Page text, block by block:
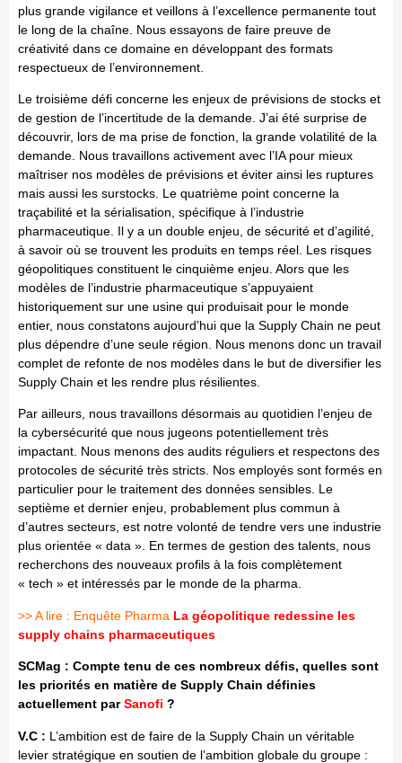
plus grande vigilance et veillons à l’excellence permanente tout
le long de la chaîne. Nous essayons de faire preuve de
créativité dans ce domaine en développant des formats
respectueux de l’environnement.
Le troisième défi concerne les enjeux de prévisions de stocks et
de gestion de l’incertitude de la demande. J’ai été surprise de
découvrir, lors de ma prise de fonction, la grande volatilité de la
demande. Nous travaillons activement avec l’IA pour mieux
maîtriser nos modèles de prévisions et éviter ainsi les ruptures
mais aussi les surstocks. Le quatrième point concerne la
traçabilité et la sérialisation, spécifique à l’industrie
pharmaceutique. Il y a un double enjeu, de sécurité et d’agilité,
à savoir où se trouvent les produits en temps réel. Les risques
géopolitiques constituent le cinquième enjeu. Alors que les
modèles de l’industrie pharmaceutique s’appuyaient
historiquement sur une usine qui produisait pour le monde
entier, nous constatons aujourd’hui que la Supply Chain ne peut
plus dépendre d’une seule région. Nous menons donc un travail
complet de refonte de nos modèles dans le but de diversifier les
Supply Chain et les rendre plus résilientes.
Par ailleurs, nous travaillons désormais au quotidien l’enjeu de
la cybersécurité que nous jugeons potentiellement très
impactant. Nous menons des audits réguliers et respectons des
protocoles de sécurité très stricts. Nos employés sont formés en
particulier pour le traitement des données sensibles. Le
septième et dernier enjeu, probablement plus commun à
d’autres secteurs, est notre volonté de tendre vers une industrie
plus orientée « data ». En termes de gestion des talents, nous
recherchons des nouveaux profils à la fois complètement
« tech » et intéressés par le monde de la pharma.
>> A lire : Enquête Pharma La géopolitique redessine les
supply chains pharmaceutiques
SCMag : Compte tenu de ces nombreux défis, quelles sont
les priorités en matière de Supply Chain définies
actuellement parSanofi ?
V.C : L’ambition est de faire de la Supply Chain un véritable
levier stratégique en soutien de l’ambition globale du groupe :